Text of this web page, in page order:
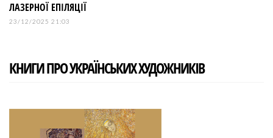
ЛАЗЕРНОЇ ЕПІЛЯЦІЇ
23/12/2025 21:03
КНИГИ ПРО УКРАЇНСЬКИХ ХУДОЖНИКІВ